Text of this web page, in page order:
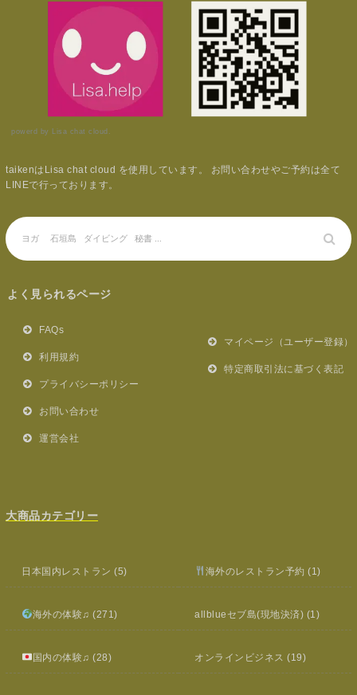
powerd by Lisa chat cloud.
taikenはLisa chat cloud を使用しています。 お問い合わせやご予約は全て
LINEで行っております。
よく見られるページ
FAQs
利用規約
プライバシーポリシー
お問い合わせ
運営会社
マイページ（ユーザー登録）
特定商取引法に基づく表記
大商品カテゴリー
日本国内レストラン (5) 海外のレストラン予約 (1)
海外の体験♫ (271) allblueセブ島(現地決済) (1)
国内の体験♫ (28) オンラインビジネス (19)